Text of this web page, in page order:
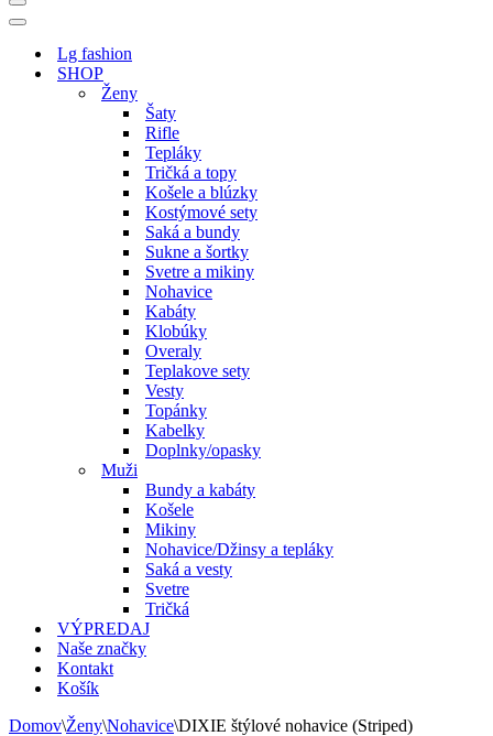
Menu
navigácie
Menu
navigácieLg fashion
SHOP
Ženy
Šaty
Rifle
Tepláky
Tričká a topy
Košele a blúzky
Kostýmové sety
Saká a bundy
Sukne a šortky
Svetre a mikiny
Nohavice
Kabáty
Klobúky
Overaly
Teplakove sety
Vesty
Topánky
Kabelky
Doplnky/opasky
Muži
Bundy a kabáty
Košele
Mikiny
Nohavice/Džinsy a tepláky
Saká a vesty
Svetre
Tričká
VÝPREDAJ
Naše značky
Kontakt
Košík
Domov\Ženy\Nohavice\DIXIE štýlové nohavice (Striped)